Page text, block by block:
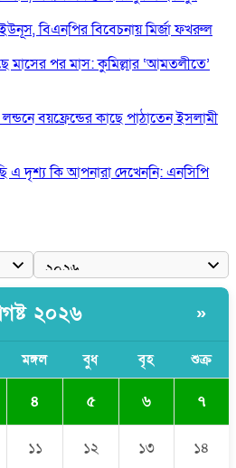
ইউনূস, বিএনপির বিবেচনায় মির্জা ফখরুল
মাসের পর মাস: কুমিল্লার ‘আমতলীতে’
বয়ফ্রেন্ডের কাছে পাঠাতেন ইসলামী
এ দৃশ্য কি আপনারা দেখেননি: এনসিপি
সবচেয়ে বেশি কই মাছে
বড় সুখবর দিলো সৌদি সরকার
পেট্রলবোমা বিস্ফোরণ
২০২৬ »
মঙ্গল বুধ বৃহ শুক্র
৪ ৫ ৬ ৭
১১ ১২ ১৩ ১৪